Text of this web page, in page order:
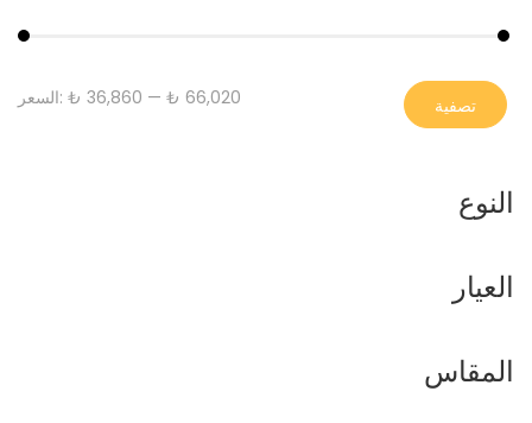
تصفية السعر: ₺ 36,860 — ₺ 66,020
النوع
العيار
المقاس